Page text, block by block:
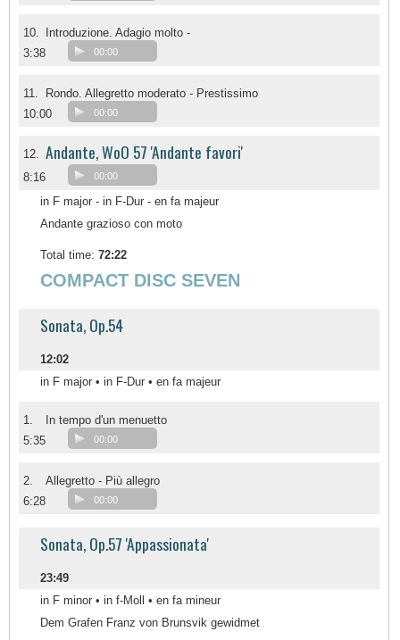
10.
Introduzione. Adagio molto -
3:38
00:00
11.
Rondo. Allegretto moderato - Prestissimo
10:00
00:00
12. Andante, WoO 57 'Andante favori'
8:16 00:00
in F major - in F-Dur - en fa majeur
Andante grazioso con moto
Total time: 72:22
COMPACT DISC SEVEN
Sonata, Op.54
12:02
in F major • in F-Dur • en fa majeur
1.
In tempo d'un menuetto
5:35
00:00
2.
Allegretto - Più allegro
6:28
00:00
Sonata, Op.57 'Appassionata'
23:49
in F minor • in f-Moll • en fa mineur
Dem Grafen Franz von Brunsvik gewidmet